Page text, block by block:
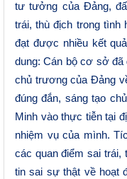
tư tưởng của Đảng,
trái, thù địch trong
đạt được nhiều kết
dung: Cán bộ cơ sở
chủ trương của Đảng
đúng đắn, sáng tạo
Minh vào thực tiễn tại
nhiệm vụ của mình.
các quan điểm sai trái,
tin sai sự thật về hoạt